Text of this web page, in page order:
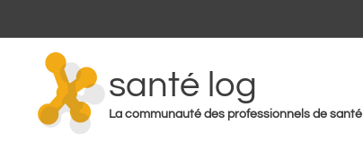
santé log
La communauté des professionnels de santé